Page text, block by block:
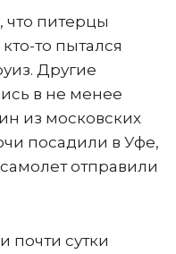
что питерцы
то пытался
Другие
в не менее
из московских
посадили в Уфе,
отправили
почти сутки